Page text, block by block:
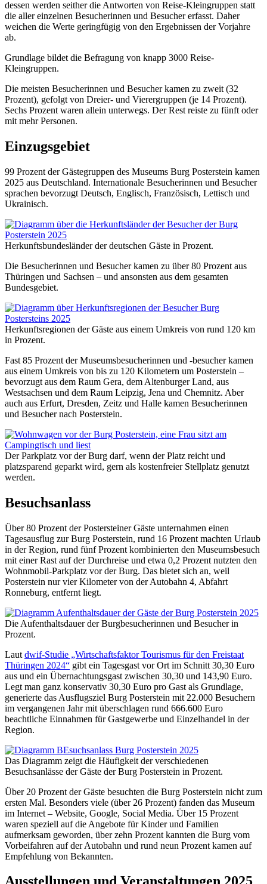
dessen werden seither die Antworten von Reise-Kleingruppen statt
die aller einzelnen Besucherinnen und Besucher erfasst. Daher
weichen die Werte geringfügig von den Ergebnissen der Vorjahre
ab.
Grundlage bildet die Befragung von knapp 3000 Reise-
Kleingruppen.
Die meisten Besucherinnen und Besucher kamen zu zweit (32
Prozent), gefolgt von Dreier- und Vierergruppen (je 14 Prozent).
Sechs Prozent waren allein unterwegs. Der Rest reiste zu fünft oder
mit mehr Personen.
Einzugsgebiet
99 Prozent der Gästegruppen des Museums Burg Posterstein kamen
2025 aus Deutschland. Internationale Besucherinnen und Besucher
sprachen bevorzugt Deutsch, Englisch, Französisch, Lettisch und
Ukrainisch.
Herkunftsbundesländer der deutschen Gäste in Prozent.
Die Besucherinnen und Besucher kamen zu über 80 Prozent aus
Thüringen und Sachsen – und ansonsten aus dem gesamten
Bundesgebiet.
Herkunftsregionen der Gäste aus einem Umkreis von rund 120 km
in Prozent.
Fast 85 Prozent der Museumsbesucherinnen und -besucher kamen
aus einem Umkreis von bis zu 120 Kilometern um Posterstein –
bevorzugt aus dem Raum Gera, dem Altenburger Land, aus
Westsachsen und dem Raum Leipzig, Jena und Chemnitz. Aber
auch aus Erfurt, Dresden, Zeitz und Halle kamen Besucherinnen
und Besucher nach Posterstein.
Der Parkplatz vor der Burg darf, wenn der Platz reicht und
platzsparend geparkt wird, gern als kostenfreier Stellplatz genutzt
werden.
Besuchsanlass
Über 80 Prozent der Postersteiner Gäste unternahmen einen
Tagesausflug zur Burg Posterstein, rund 16 Prozent machten Urlaub
in der Region, rund fünf Prozent kombinierten den Museumsbesuch
mit einer Rast auf der Durchreise und etwa 0,2 Prozent nutzten den
Wohnmobil-Parkplatz vor der Burg. Das bietet sich an, weil
Posterstein nur vier Kilometer von der Autobahn 4, Abfahrt
Ronneburg, entfernt liegt.
Die Aufenthaltsdauer der Burgbesucherinnen und Besucher in
Prozent.
Laut dwif-Studie „Wirtschaftsfaktor Tourismus für den Freistaat
Thüringen 2024“ gibt ein Tagesgast vor Ort im Schnitt 30,30 Euro
aus und ein Übernachtungsgast zwischen 30,30 und 143,90 Euro.
Legt man ganz konservativ 30,30 Euro pro Gast als Grundlage,
generierte das Ausflugsziel Burg Posterstein mit 22.000 Besuchern
im vergangenen Jahr mit überschlagen rund 666.600 Euro
beachtliche Einnahmen für Gastgewerbe und Einzelhandel in der
Region.
Das Diagramm zeigt die Häufigkeit der verschiedenen
Besuchsanlässe der Gäste der Burg Posterstein in Prozent.
Über 20 Prozent der Gäste besuchten die Burg Posterstein nicht zum
ersten Mal. Besonders viele (über 26 Prozent) fanden das Museum
im Internet – Website, Google, Social Media. Über 15 Prozent
waren speziell auf die Angebote für Kinder und Familien
aufmerksam geworden, über zehn Prozent kannten die Burg vom
Vorbeifahren auf der Autobahn und rund neun Prozent kamen auf
Empfehlung von Bekannten.